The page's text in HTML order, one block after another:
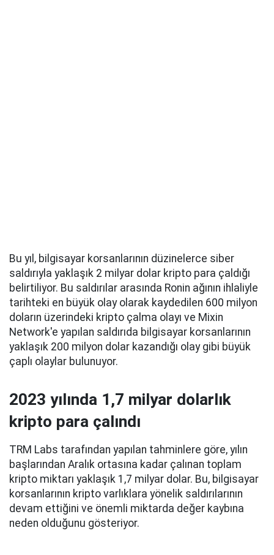
Bu yıl, bilgisayar korsanlarının düzinelerce siber
saldırıyla yaklaşık 2 milyar dolar kripto para çaldığı
belirtiliyor. Bu saldırılar arasında Ronin ağının ihlaliyle
tarihteki en büyük olay olarak kaydedilen 600 milyon
doların üzerindeki kripto çalma olayı ve Mixin
Network'e yapılan saldırıda bilgisayar korsanlarının
yaklaşık 200 milyon dolar kazandığı olay gibi büyük
çaplı olaylar bulunuyor.
2023 yılında 1,7 milyar dolarlık
kripto para çalındı
TRM Labs tarafından yapılan tahminlere göre, yılın
başlarından Aralık ortasına kadar çalınan toplam
kripto miktarı yaklaşık 1,7 milyar dolar. Bu, bilgisayar
korsanlarının kripto varlıklara yönelik saldırılarının
devam ettiğini ve önemli miktarda değer kaybına
neden olduğunu gösteriyor.